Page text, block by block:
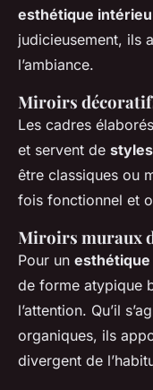
esthétique
judicieusement, ils
l’ambiance.
Miroirs
Les cadres
et servent de
être classiques ou
fois fonctionnel et
Miroirs muraux
Pour un
de forme atypique
l’attention. Qu’il
organiques, ils
divergent de